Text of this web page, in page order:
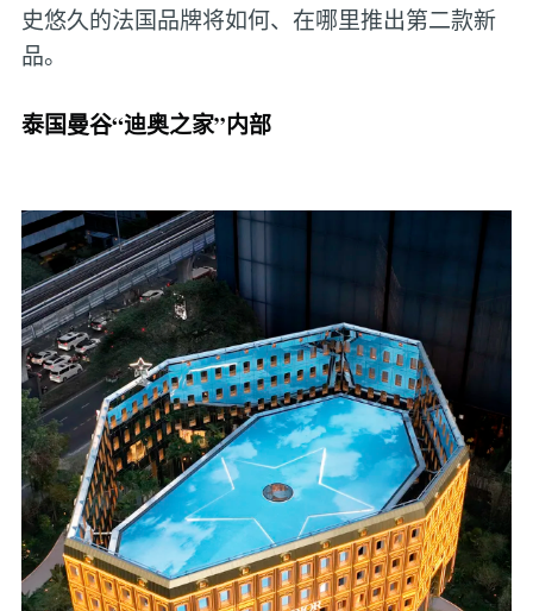
史悠久的法国品牌将如何、在哪里推出第二款新
品。
泰国曼谷“迪奥之家”内部